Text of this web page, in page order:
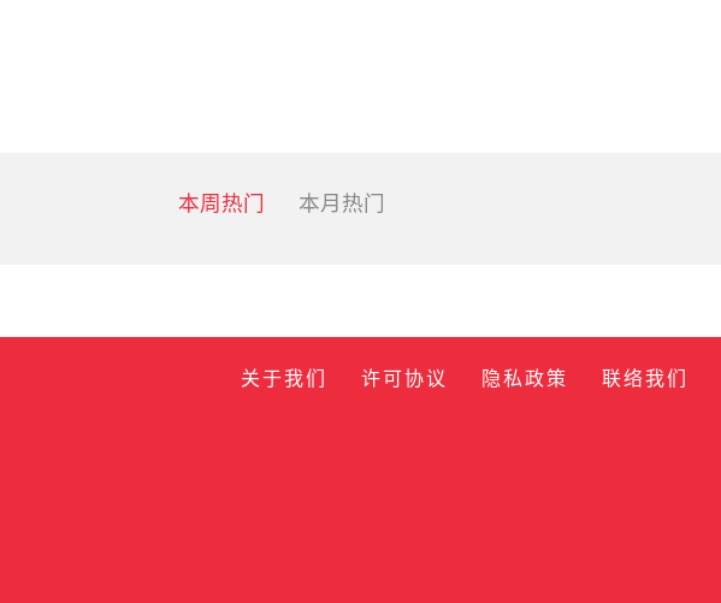
本周热门 本月热门
关于我们 许可协议 隐私政策 联络我们